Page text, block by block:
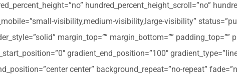
hundred_percent_height_scroll=”no”
visibility,medium-visibility,large-visibility”
margin_top=”” margin_bottom=””
gradient_end_position=”100″
center” background_repeat=”no-repeat”